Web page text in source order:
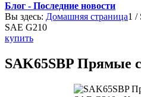
Блог - Последние новости
Вы здесь: Домашняя страница1 /
SAE G210
купить
SAK65SBP Прямые